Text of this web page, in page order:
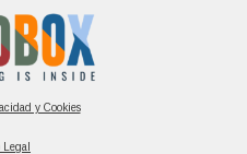
y Cookies